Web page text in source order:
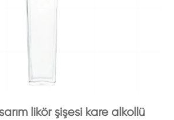
likör şişesi kare alkollü